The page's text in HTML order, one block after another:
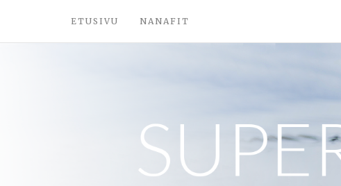
ETUSIVU NANAFIT